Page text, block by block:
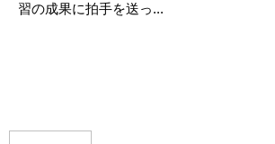
習の成果に拍手を送っ...